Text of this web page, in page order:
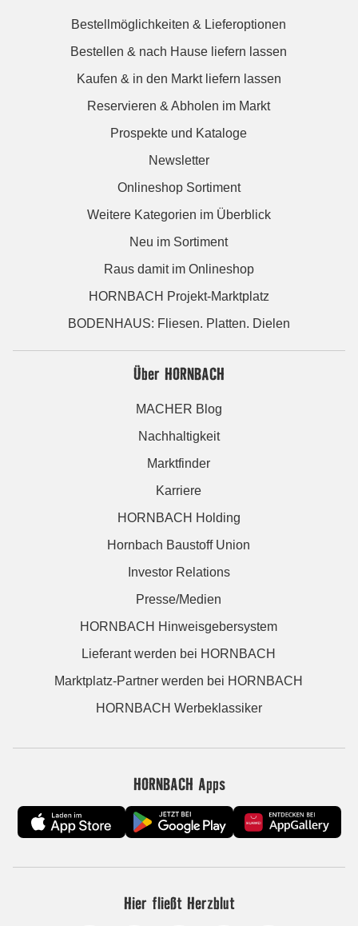
Bestellmöglichkeiten & Lieferoptionen
Bestellen & nach Hause liefern lassen
Kaufen & in den Markt liefern lassen
Reservieren & Abholen im Markt
Prospekte und Kataloge
Newsletter
Onlineshop Sortiment
Weitere Kategorien im Überblick
Neu im Sortiment
Raus damit im Onlineshop
HORNBACH Projekt-Marktplatz
BODENHAUS: Fliesen. Platten. Dielen
Über HORNBACH
MACHER Blog
Nachhaltigkeit
Marktfinder
Karriere
HORNBACH Holding
Hornbach Baustoff Union
Investor Relations
Presse/Medien
HORNBACH Hinweisgebersystem
Lieferant werden bei HORNBACH
Marktplatz-Partner werden bei HORNBACH
HORNBACH Werbeklassiker
HORNBACH Apps
Hier fließt Herzblut